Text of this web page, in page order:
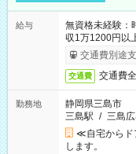
給与
無資格未経験
収1万1200円以
交通費別途
交通費 交通費
勤務地
静岡県三島市
三島駅 / 三島
≪自宅からド
します。